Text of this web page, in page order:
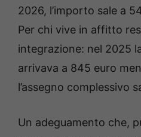
2026, l’importo sale a
Per chi vive in affitto
integrazione: nel 2025
arrivava a 845 euro
l’assegno complessivo
Un adeguamento che,